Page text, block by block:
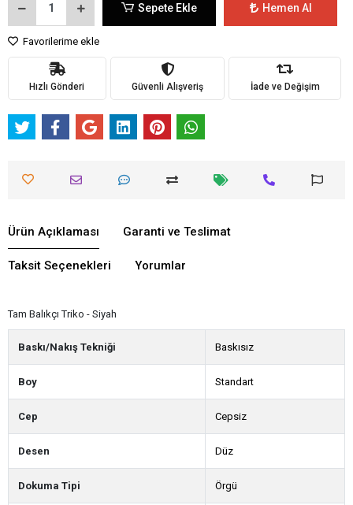
Sepete Ekle Hemen Al
Favorilerime ekle
Hızlı Gönderi Güvenli Alışveriş İade ve Değişim
Ürün Açıklaması Garanti ve Teslimat
Taksit Seçenekleri Yorumlar
Tam Balıkçı Triko - Siyah
Baskı/Nakış Tekniği Baskısız
Boy Standart
Cep Cepsiz
Desen Düz
Dokuma Tipi Örgü